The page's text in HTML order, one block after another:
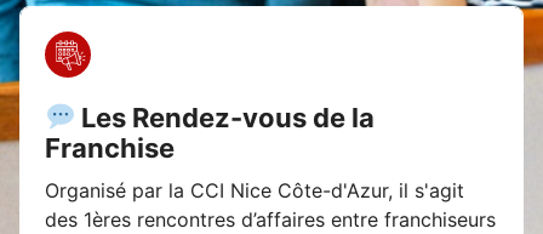
Les Rendez-vous de la
Franchise
Organisé par la CCI Nice Côte-d'Azur, il s'agit
des 1ères rencontres d’affaires entre franchiseurs